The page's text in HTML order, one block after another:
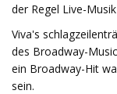
der Regel Live-
Viva's
des Broadway-
ein Broadway-Hit
sein.